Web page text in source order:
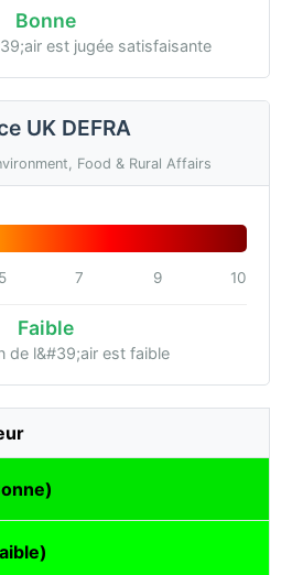
Bonne
est jugée satisfaisante
UK DEFRA
Food & Rural Affairs
5 7 9 10
Faible
de l&#39;air est faible